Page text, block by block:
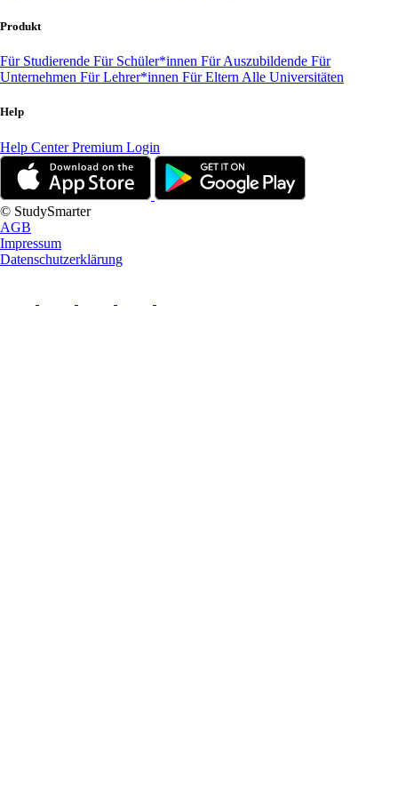
Produkt
Für Studierende Für Schüler*innen Für Auszubildende Für
Unternehmen Für Lehrer*innen Für Eltern Alle Universitäten
Help
Help CenterPremium Login
© StudySmarter
AGB
Impressum
Datenschutzerklärung